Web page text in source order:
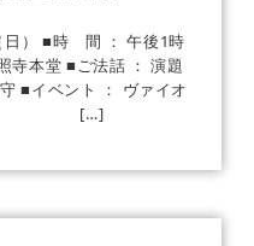
） ■時 間 ： 午後1時
本堂 ■ご法話 ： 演題
■イベント ： ヴァイオ
タル […]